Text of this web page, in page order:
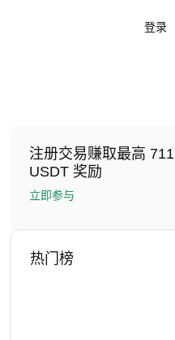
登录
注册交易赚取最高 711
USDT 奖励
立即参与
热门榜